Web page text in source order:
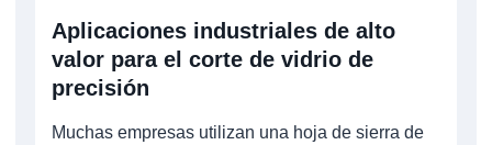
Aplicaciones industriales de alto
valor para el corte de vidrio de
precisión
Muchas empresas utilizan una hoja de sierra de